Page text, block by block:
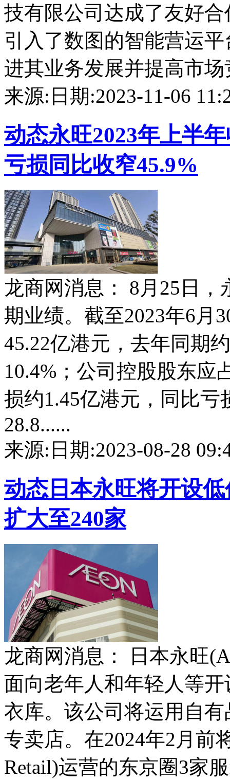
技有限公司达成了友好
引入了数图的智能营运
进其业务发展并提高市
来源: 日期:2023-11-06
动态永旺2023年上半
亏损同比收窄45.9%
龙商网消息： 8月25日，
期业绩。截至2023年6月
45.22亿港元，去年同期
10.4%；公司控股股东应
损约1.45亿港元，同比亏
28.8......
来源: 日期:2023-08-28
动态 日本永旺将开设
扩大至240家
龙商网消息： 日本永旺
面向老年人和年轻人等
衣库。该公司将运用自
专卖店。在2024年2月前
Retail)运营的东京圈3家